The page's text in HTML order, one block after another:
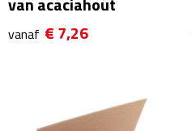
vanaf € 7,26